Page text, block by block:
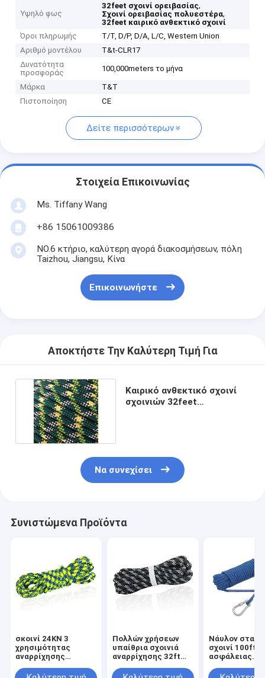
Υψηλό φως
32feet σχοινί ορειβασίας,
Σχοινί ορειβασίας πολυεστέρα,
32feet καιρικό ανθεκτικό σχοινί
Όροι πληρωμής
T/T, D/P, D/A, L/C, Western Union
Αριθμό μοντέλου
T&t-CLR17
Δυνατότητα
προσφοράς
100,000meters το μήνα
Μάρκα
T&T
Πιστοποίηση
CE
Δείτε περισσότερων
Στοιχεία Επικοινωνίας
Ms. Tiffany Wang
+86 15061009386
NO.6 κτήριο, καλύτερη αγορά διακοσμήσεων, πόλη
Taizhou, Jiangsu, Κίνα
Επικοινωνήστε
Αποκτήστε Την Καλύτερη Τιμή Για
Καιρικό ανθεκτικό σχοινί
σχοινιών 32feet
Να συνεχίσει
Συνιστώμενα Προϊόντα
σκοινί 24KN 3
χρησιμότητας
αναρρίχησης
σχοινί αναρρίχησης
Πολλών χρήσεων
υπαίθρια σχοινιά
αναρρίχησης 32ft
αναρρίχηση πάγου
Νάυλον
σχοινί 100ft
ασφάλειας
υψηλής